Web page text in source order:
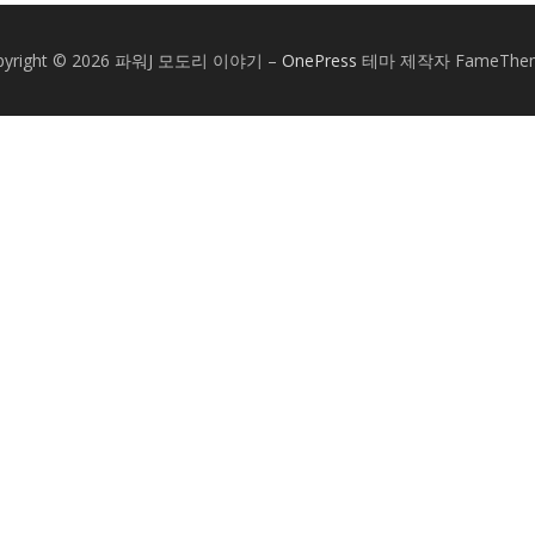
© 2026 파워J 모도리 이야기 – OnePress 테마 제작자